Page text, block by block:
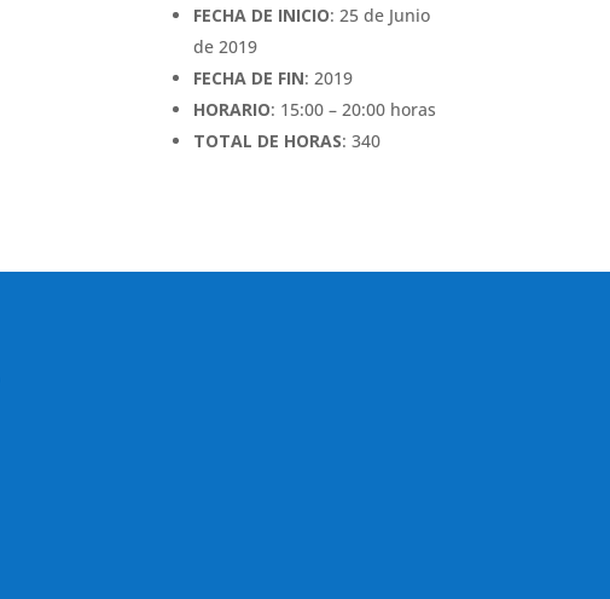
FECHA DE INICIO: 25 de Junio
de 2019
FECHA DE FIN: 2019
HORARIO: 15:00 – 20:00 horas
TOTAL DE HORAS: 340